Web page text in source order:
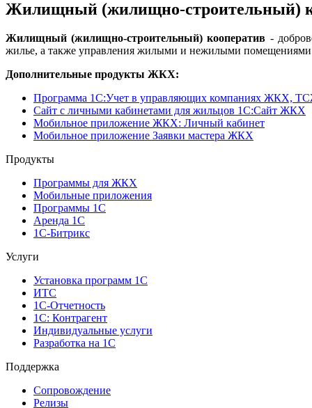
Жилищный (жилищно-строительный)
Жилищный (жилищно-строительный) кооператив -
жилье, а также управления жилыми и нежилыми помещениями
Дополнительные продукты ЖКХ:
Программа 1C:Учет в управляющих компаниях ЖКХ,
Сайт с личными кабинетами для жильцов 1С:Сайт ЖКХ
Мобильное приложение ЖКХ: Личный кабинет
Мобильное приложение Заявки мастера ЖКХ
Продукты
Программы для ЖКХ
Мобильные приложения
Программы 1С
Аренда 1С
1С-Битрикс
Услуги
Установка программ 1С
ИТС
1С-Отчетность
1С: Контрагент
Индивидуальные услуги
Разработка на 1С
Поддержка
Сопровождение
Релизы